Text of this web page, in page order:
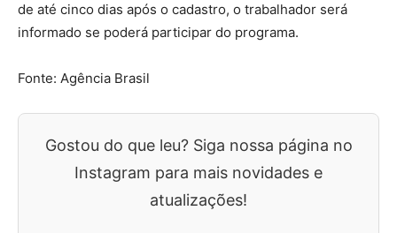
de até cinco dias após o cadastro, o trabalhador será
informado se poderá participar do programa.
Fonte: Agência Brasil
Gostou do que leu? Siga nossa página no
Instagram para mais novidades e
atualizações!